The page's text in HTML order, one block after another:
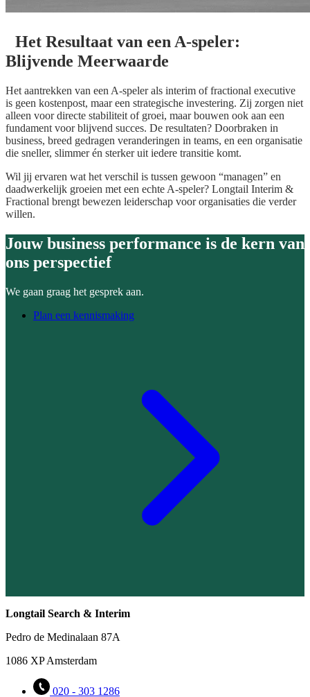
Het Resultaat van een A-speler:
Blijvende Meerwaarde
Het aantrekken van een A-speler als interim of fractional executive
is geen kostenpost, maar een strategische investering. Zij zorgen niet
alleen voor directe stabiliteit of groei, maar bouwen ook aan een
fundament voor blijvend succes. De resultaten? Doorbraken in
business, breed gedragen veranderingen in teams, en een organisatie
die sneller, slimmer én sterker uit iedere transitie komt.
Wil jij ervaren wat het verschil is tussen gewoon “managen” en
daadwerkelijk groeien met een echte A-speler? Longtail Interim &
Fractional brengt bewezen leiderschap voor organisaties die verder
willen.
Jouw business performance is de kern van
ons perspectief
We gaan graag het gesprek aan.
Plan een kennismaking
Longtail Search & Interim
Pedro de Medinalaan 87A
1086 XP Amsterdam
020 - 303 1286